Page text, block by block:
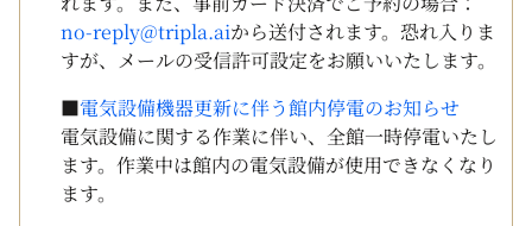
no-reply@tripla.aiから送付されます。恐れ入りま
すが、メールの受信許可設定をお願いいたします。
■電気設備機器更新に伴う館内停電のお知らせ
電気設備に関する作業に伴い、全館一時停電いたし
ます。作業中は館内の電気設備が使用できなくなり
ます。